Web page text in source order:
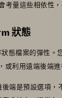
考量這些相依性
狀態
態檔案的彈性。
或利用遠端後端進
後端是預設選項